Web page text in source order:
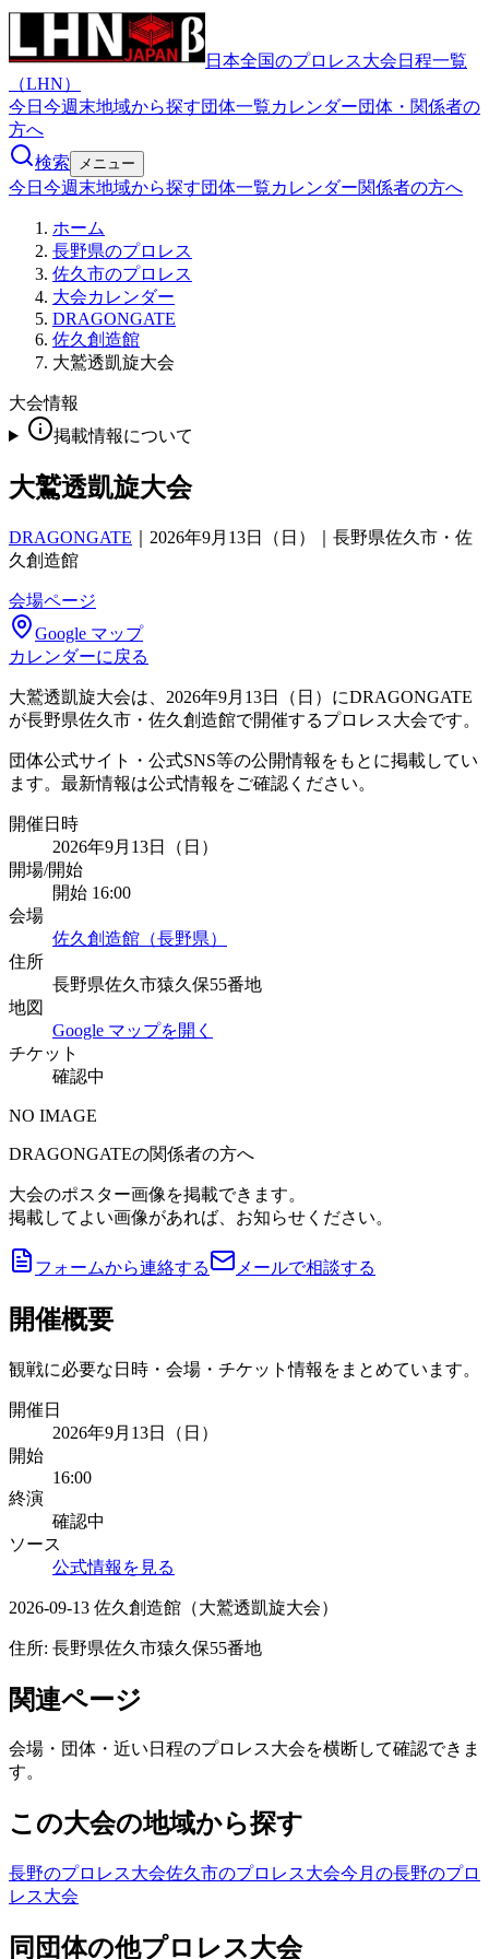
日本全国のプロレス大会日程一覧
（LHN）
今日 今週末地域から探す団体一覧カレンダー団体・関係者の
方へ
検索
メニュー
今日 今週末地域から探す団体一覧カレンダー関係者の方へ
ホーム
長野県のプロレス
佐久市のプロレス
大会カレンダー
DRAGONGATE
佐久創造館
大鷲透凱旋大会
大会情報
掲載情報について
大鷲透凱旋大会
DRAGONGATE
2026年9月13日（日）｜長野県佐久市・佐
久創造館
会場ページ
Google マップ
カレンダーに戻る
大鷲透凱旋大会は、2026年9月13日（日）にDRAGONGATE
が長野県佐久市・佐久創造館で開催するプロレス大会です。
団体公式サイト・公式SNS等の公開情報をもとに掲載してい
ます。最新情報は公式情報をご確認ください。
開催日時
2026年9月13日（日）
開場/開始
開始 16:00
会場
佐久創造館（長野県）
住所
長野県佐久市猿久保55番地
地図
Google マップを開く
チケット
確認中
NO IMAGE
DRAGONGATEの関係者の方へ
大会のポスター画像を掲載できます。
掲載してよい画像があれば、お知らせください。
フォームから連絡する メールで相談する
開催概要
観戦に必要な日時・会場・チケット情報をまとめています。
開催日
2026年9月13日（日）
開始
16:00
終演
確認中
ソース
公式情報を見る
2026-09-13 佐久創造館（大鷲透凱旋大会）
住所: 長野県佐久市猿久保55番地
関連ページ
会場・団体・近い日程のプロレス大会を横断して確認できま
す。
この大会の地域から探す
長野のプロレス大会佐久市のプロレス大会今月の長野のプロ
レス大会
同団体の他プロレス大会